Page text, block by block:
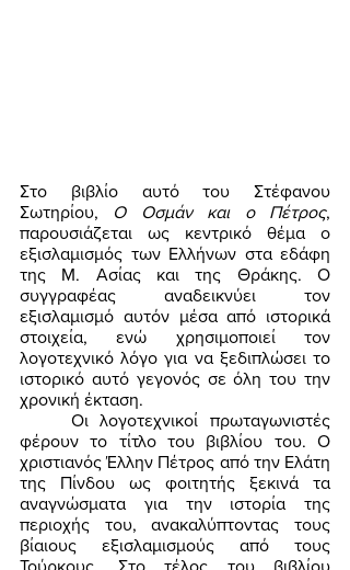
Στο βιβλίο αυτό του Στέφανου
Σωτηρίου, Ο Οσμάν και ο Πέτρος,
παρουσιάζεται ως κεντρικό θέμα ο
εξισλαμισμός των Ελλήνων στα εδάφη
της Μ. Ασίας και της Θράκης. Ο
συγγραφέας αναδεικνύει τον
εξισλαμισμό αυτόν μέσα από ιστορικά
στοιχεία, ενώ χρησιμοποιεί τον
λογοτεχνικό λόγο για να ξεδιπλώσει το
ιστορικό αυτό γεγονός σε όλη του την
χρονική έκταση.
φέρουν το τίτλο του βιβλίου του. Ο
χριστιανός Έλλην Πέτρος από την Ελάτη
της Πίνδου ως φοιτητής ξεκινά τα
αναγνώσματα για την ιστορία της
περιοχής του, ανακαλύπτοντας τους
βίαιους εξισλαμισμούς από τους
Τούρκους. Στο τέλος του βιβλίου